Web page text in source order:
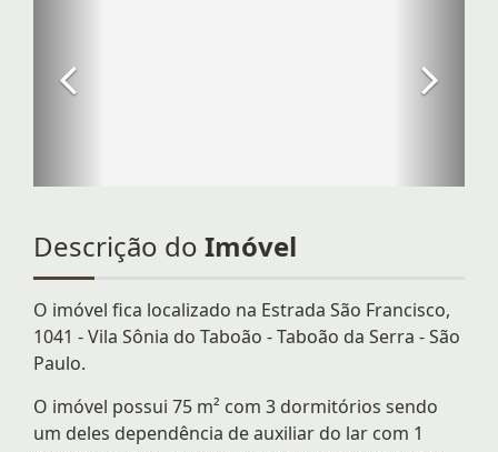
Descrição do Imóvel
O imóvel fica localizado na Estrada São Francisco,
1041 - Vila Sônia do Taboão - Taboão da Serra - São
Paulo.
O imóvel possui 75 m² com 3 dormitórios sendo
um deles dependência de auxiliar do lar com 1